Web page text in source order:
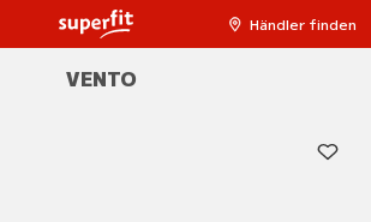
Händler finden
VENTO